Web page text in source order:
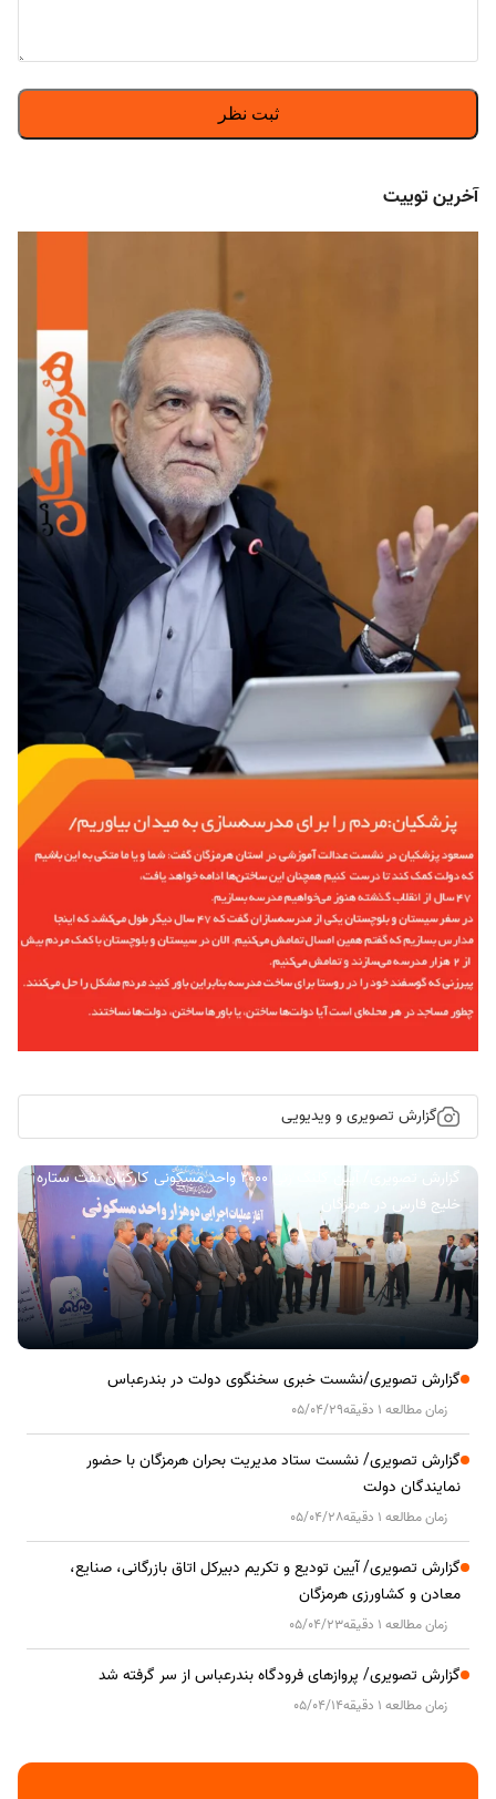
آخرین توییت
گزارش تصویری و ویدیویی
گزارش تصویری/ آیین کلنگ زنی ۲۰۰۰ واحد مسکونی کارکنان نفت ستاره
خلیج فارس در هرمزگان
گزارش تصویری/نشست خبری سخنگوی دولت در بندرعباس
زمان مطالعه 1 دقیقه 05/04/29
گزارش تصویری/ نشست ستاد مدیریت بحران هرمزگان با حضور
نمایندگان دولت
زمان مطالعه 1 دقیقه 05/04/28
گزارش تصویری/ آیین تودیع و تکریم دبیرکل اتاق بازرگانی، صنایع،
معادن و کشاورزی هرمزگان
زمان مطالعه 1 دقیقه 05/04/23
گزارش تصویری/ پروازهای فرودگاه بندرعباس از سر گرفته شد
زمان مطالعه 1 دقیقه 05/04/14